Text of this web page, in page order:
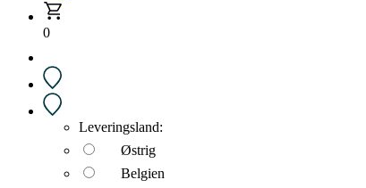
0
Leveringsland:
Østrig
Belgien